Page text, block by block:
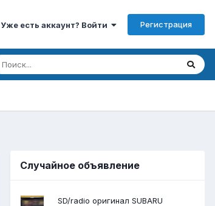
Уже есть аккаунт? Войти Регистрация
Случайное объявление
SD/radio оригинал SUBARU